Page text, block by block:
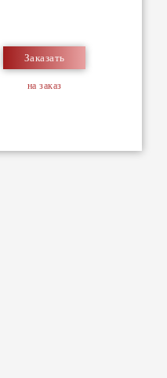
Заказать
на заказ